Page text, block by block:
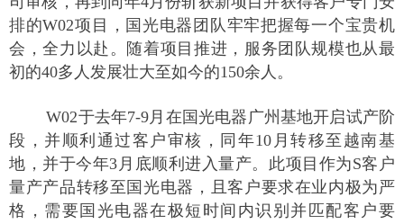
排的W02项目，国光电器团队牢牢把握每一个宝贵机
会，全力以赴。随着项目推进，服务团队规模也从最
初的40多人发展壮大至如今的150余人。
W02于去年7-9月在国光电器广州基地开启试产阶
段，并顺利通过客户审核，同年10月转移至越南基
地，并于今年3月底顺利进入量产。此项目作为S客户
量产产品转移至国光电器，且客户要求在业内极为严
格，需要国光电器在极短时间内识别并匹配客户要